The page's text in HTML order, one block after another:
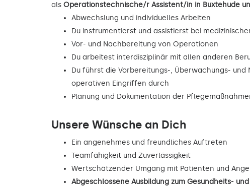
als Operationstechnische/r Assistent/in in Buxtehude
Abwechslung und individuelles Arbeiten
Du instrumentierst und assistierst bei
Vor- und Nachbereitung von Operationen
Du arbeitest interdisziplinär mit allen anderen
Du führst die Vorbereitungs-, Überwachungs-
operativen Eingriffen durch
Planung und Dokumentation der
Unsere Wünsche an Dich
Ein angenehmes und freundliches Auftreten
Teamfähigkeit und Zuverlässigkeit
Wertschätzender Umgang mit Patienten und
Abgeschlossene Ausbildung zum Gesundheits-